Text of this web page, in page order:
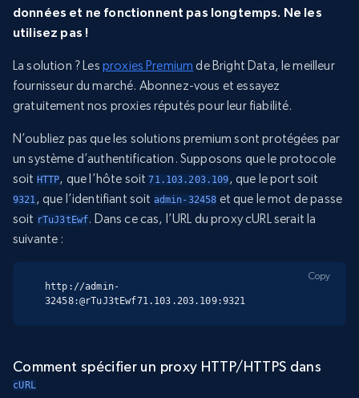
données et ne fonctionnent pas longtemps. Ne les
utilisez pas !
La solution ? Les proxies Premium de Bright Data, le meilleur
fournisseur du marché. Abonnez-vous et essayez
gratuitement nos proxies réputés pour leur fiabilité.
N’oubliez pas que les solutions premium sont protégées par
un système d’authentification. Supposons que le protocole
soit HTTP, que l’hôte soit71.103.203.109 , que le port soit
9321 , que l’identifiant soit admin-32458 et que le mot de passe
soit rTuJ3tEwf. Dans ce cas, l’URL du proxy cURL serait la
suivante :
http://admin-
32458:@rTuJ3tEwf71.103.203.109:9321
Copy
Comment spécifier un proxy HTTP/HTTPS dans
cURL